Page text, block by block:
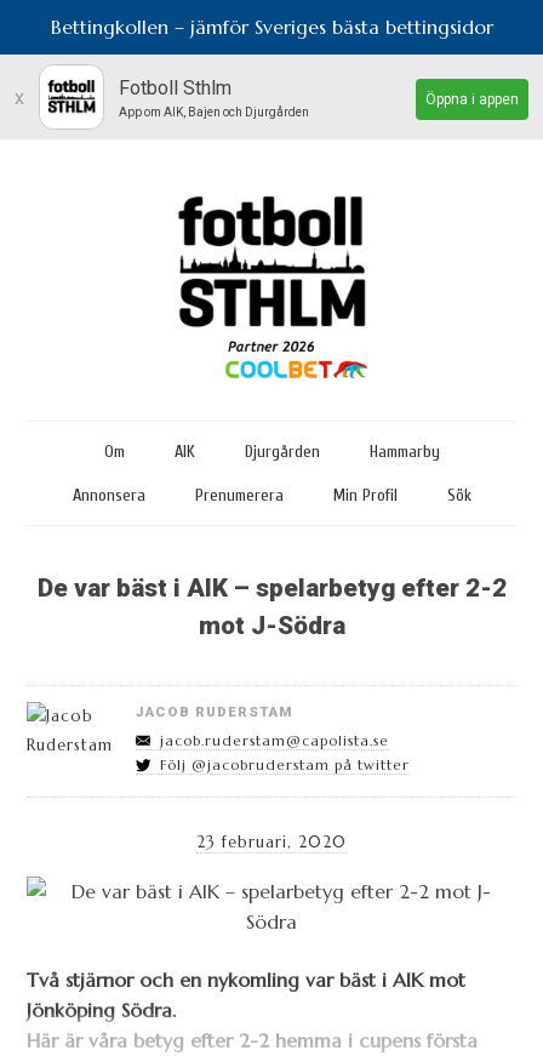
Bettingkollen – jämför Sveriges bästa bettingsidor
x Fotboll Sthlm
App om AIK, Bajen och Djurgården
Öppna i appen
Om AIK Djurgården Hammarby
Annonsera Prenumerera Min Profil Sök
De var bäst i AIK – spelarbetyg efter 2-2
mot J-Södra
JACOB RUDERSTAM
jacob.ruderstam@capolista.se
Följ @jacobruderstam på twitter
23 februari, 2020
Två stjärnor och en nykomling var bäst i AIK mot
Jönköping Södra.
Här är våra betyg efter 2-2 hemma i cupens första